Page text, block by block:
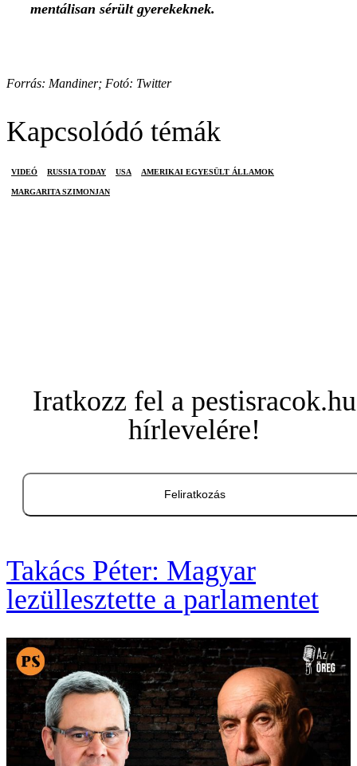
mentálisan sérült gyerekeknek.
Forrás: Mandiner; Fotó: Twitter
Kapcsolódó témák
VIDEÓ RUSSIA TODAY USA AMERIKAI EGYESÜLT ÁLLAMOK
MARGARITA SZIMONJAN
Iratkozz fel a pestisracok.hu
hírlevelére!
Feliratkozás
Takács Péter: Magyar
lezüllesztette a parlamentet